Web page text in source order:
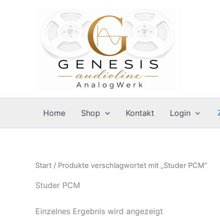
Home Shop Kontakt Login
Start / Produkte verschlagwortet mit „Studer PCM“
Studer PCM
Einzelnes Ergebnis wird angezeigt